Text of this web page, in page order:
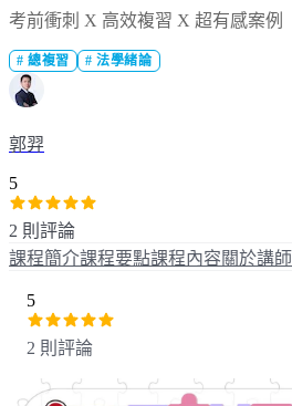
考前衝刺 X 高效複習 X 超有感案例
#總複習 #法學緒論
郭羿
5
2 則評論
課程簡介課程要點課程內容關於講師
5
2 則評論